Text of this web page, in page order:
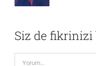
Siz de
Yorum